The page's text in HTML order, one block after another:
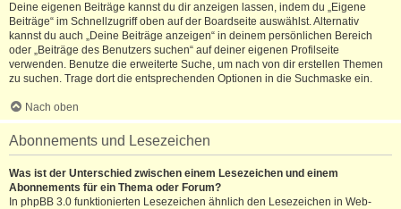
Deine eigenen Beiträge kannst du dir anzeigen lassen, indem du „Eigene
Beiträge“ im Schnellzugriff oben auf der Boardseite auswählst. Alternativ
kannst du auch „Deine Beiträge anzeigen“ in deinem persönlichen Bereich
oder „Beiträge des Benutzers suchen“ auf deiner eigenen Profilseite
verwenden. Benutze die erweiterte Suche, um nach von dir erstellen Themen
zu suchen. Trage dort die entsprechenden Optionen in die Suchmaske ein.
Nach oben
Abonnements und Lesezeichen
Was ist der Unterschied zwischen einem Lesezeichen und einem
Abonnements für ein Thema oder Forum?
In phpBB 3.0 funktionierten Lesezeichen ähnlich den Lesezeichen in Web-